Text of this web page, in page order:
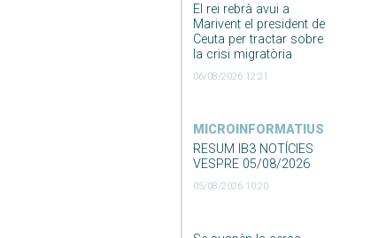
El rei rebrà avui a
Marivent el president de
Ceuta per tractar sobre
la crisi migratòria
06/08/2026 12:21
MICROINFORMATIUS
RESUM IB3 NOTÍCIES
VESPRE 05/08/2026
05/08/2026 10:20